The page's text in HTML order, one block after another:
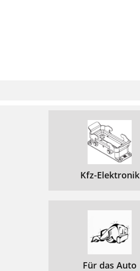
Kfz-Elektronik
Für das Auto